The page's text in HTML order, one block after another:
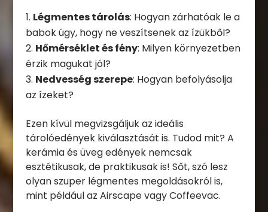
Légmentes tárolás: Hogyan zárhatóak le a
babok úgy, hogy ne veszítsenek az ízükből?
Hőmérséklet és fény: Milyen környezetben
érzik magukat jól?
Nedvesség szerepe: Hogyan befolyásolja
az ízeket?
Ezen kívül megvizsgáljuk az ideális
tárolóedények kiválasztását is. Tudod mit? A
kerámia és üveg edények nemcsak
esztétikusak, de praktikusak is! Sőt, szó lesz
olyan szuper légmentes megoldásokról is,
mint például az Airscape vagy Coffeevac.